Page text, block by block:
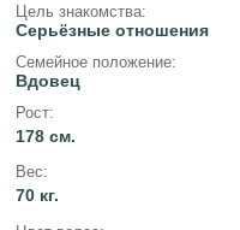
Цель знакомства:
Серьёзные отношения
Семейное положение:
Вдовец
Рост:
178 см.
Вес:
70 кг.